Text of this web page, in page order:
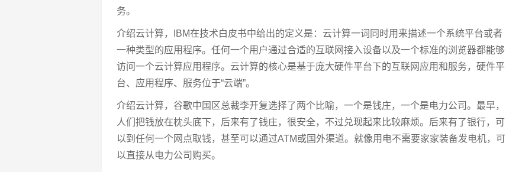
务。
介绍云计算，IBM在技术白皮书中给出的定义是：云计算一词同时用来描述一个系统平台或者
一种类型的应用程序。任何一个用户通过合适的互联网接入设备以及一个标准的浏览器都能够
访问一个云计算应用程序。云计算的核心是基于庞大硬件平台下的互联网应用和服务，硬件平
台、应用程序、服务位于“云端”。
介绍云计算，谷歌中国区总裁李开复选择了两个比喻，一个是钱庄，一个是电力公司。最早，
人们把钱放在枕头底下，后来有了钱庄，很安全，不过兑现起来比较麻烦。后来有了银行，可
以到任何一个网点取钱，甚至可以通过ATM或国外渠道。就像用电不需要家家装备发电机，可
以直接从电力公司购买。